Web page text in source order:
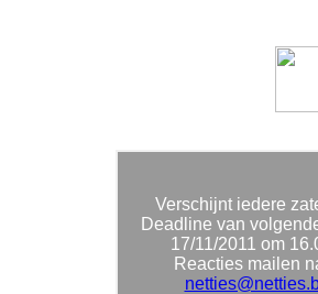
Verschijnt iedere
Deadline van
17/11/2011 om
Reacties mailen